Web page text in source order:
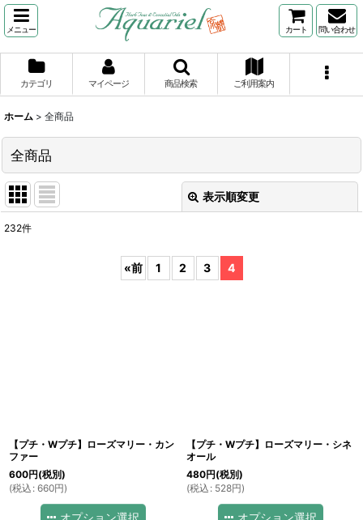
メニュー カート 問い合わせ
カテゴリ マイページ 商品検索 ご利用案内
ホーム > 全商品
全商品
表示順変更
232件
«前 1 2 3 4
【プチ・Wプチ】ローズマリー・カン
ファー
600円(税別)
(税込 : 660円)
オプション選択
【プチ・Wプチ】ローズマリー・シネ
オール
480円(税別)
(税込 : 528円)
オプション選択